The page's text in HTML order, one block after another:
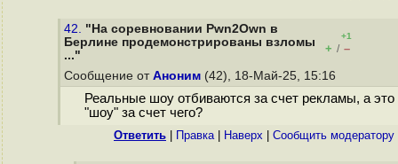
42. "На соревновании Pwn2Own в
Берлине продемонстрированы взломы
..."
+1
+ / –
Сообщение от Аноним (42), 18-Май-25, 15:16
Реальные шоу отбиваются за счет рекламы, а это
"шоу" за счет чего?
Ответить Правка| Наверх Cообщить модератору